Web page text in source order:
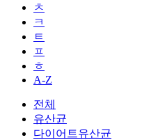
ㅊ
ㅋ
ㅌ
ㅍ
ㅎ
A-Z
전체
유산균
다이어트유산균